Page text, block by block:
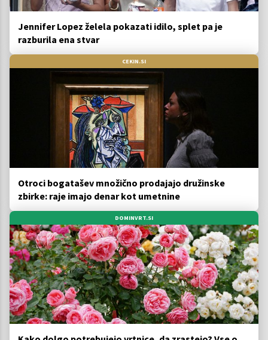
Jennifer Lopez želela pokazati idilo, splet pa je
razburila ena stvar
CEKIN.SI
Otroci bogatašev množično prodajajo družinske
zbirke: raje imajo denar kot umetnine
DOMINVRT.SI